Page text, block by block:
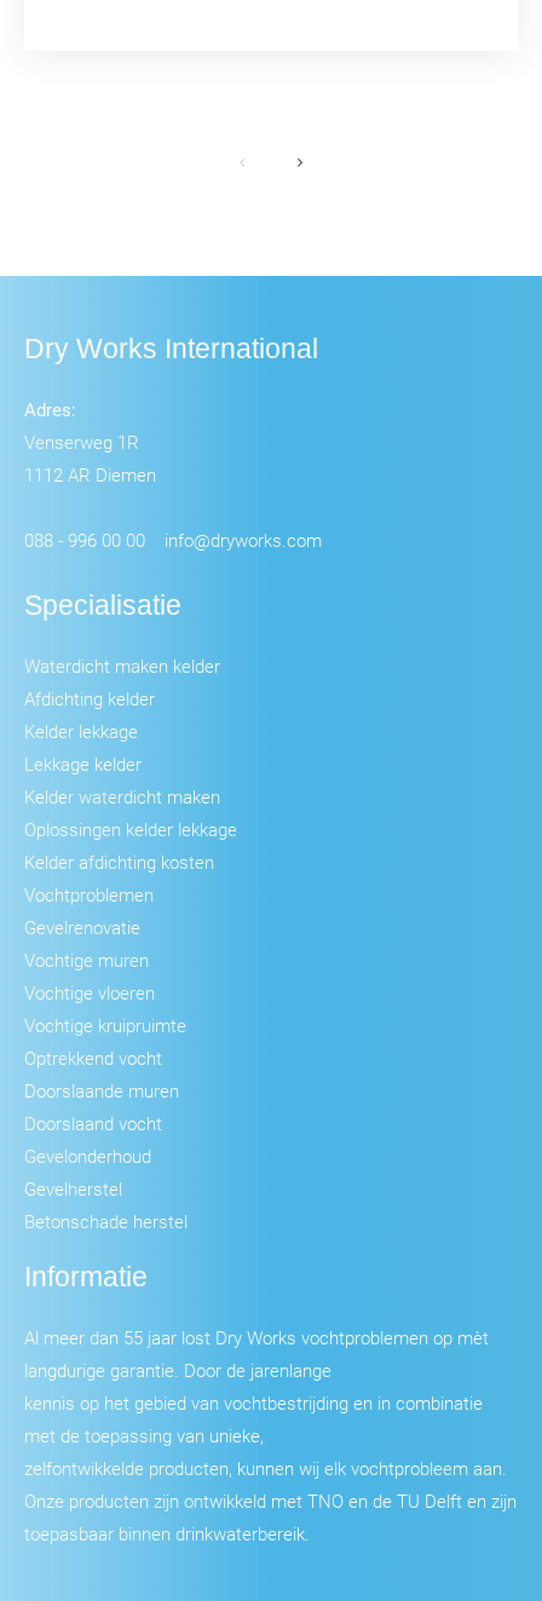
Dry Works International
Adres:
Venserweg 1R
1112 AR Diemen
088 - 996 00 00 info@dryworks.com
Specialisatie
Waterdicht maken kelder
Afdichting kelder
Kelder lekkage
Lekkage kelder
Kelder waterdicht maken
Oplossingen kelder lekkage
Kelder afdichting kosten
Vochtproblemen
Gevelrenovatie
Vochtige muren
Vochtige vloeren
Vochtige kruipruimte
Optrekkend vocht
Doorslaande muren
Doorslaand vocht
Gevelonderhoud
Gevelherstel
Betonschade herstel
Informatie
Al meer dan 55 jaar lost Dry Works vochtproblemen op mèt
langdurige garantie. Door de jarenlange
kennis op het gebied van vochtbestrijding en in combinatie
met de toepassing van unieke,
zelfontwikkelde producten, kunnen wij elk vochtprobleem aan.
Onze producten zijn ontwikkeld met TNO en de TU Delft en zijn
toepasbaar binnen drinkwaterbereik.